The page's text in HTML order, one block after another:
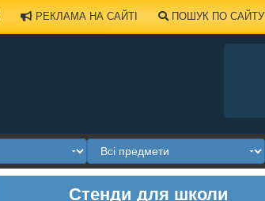
РЕКЛАМА НА САЙТІ ПОШУК ПО САЙТУ
Стенди для школи